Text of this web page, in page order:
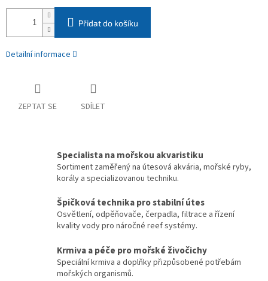
Přidat do košíku
Detailní informace
ZEPTAT SE SDÍLET
Specialista na mořskou akvaristiku
Sortiment zaměřený na útesová akvária, mořské ryby,
korály a specializovanou techniku.
Špičková technika pro stabilní útes
Osvětlení, odpěňovače, čerpadla, filtrace a řízení
kvality vody pro náročné reef systémy.
Krmiva a péče pro mořské živočichy
Speciální krmiva a doplňky přizpůsobené potřebám
mořských organismů.